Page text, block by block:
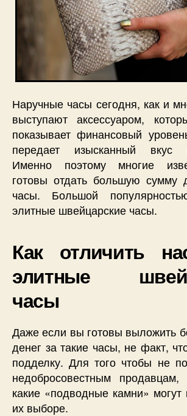
Наручные часы сегодня, как и
выступают аксессуаром,
показывает финансовый
передает изысканный вкус
Именно поэтому многие
готовы отдать большую сумму
часы. Большой
элитные швейцарские часы.
Как отличить
элитные
часы
Даже если вы готовы выложить
денег за такие часы, не факт,
подделку. Для того чтобы не
недобросовестным продавцам,
какие «подводные камни»
их выборе.